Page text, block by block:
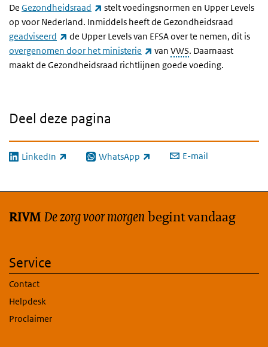
De Gezondheidsraad (externe link)
stelt voedingsnormen en Upper Levels
op voor Nederland. Inmiddels heeft de Gezondheidsraad
geadviseerd
(externe link)
de Upper Levels van EFSA over te nemen, dit is
overgenomen door het ministerie
(externe link)
vanVWS. Daarnaast
maakt de Gezondheidsraad richtlijnen goede voeding.
Deel deze pagina
LinkedIn
(externe link) WhatsApp
(externe link) E-mail
RIVM De zorg voor morgen begint vandaag
Service
Contact
Helpdesk
Proclaimer